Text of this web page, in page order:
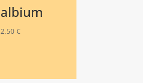
albium
2,50€